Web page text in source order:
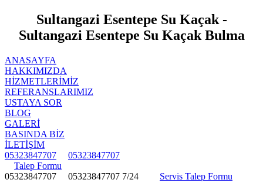
Sultangazi Esentepe Su Kaçak -
Sultangazi Esentepe Su Kaçak Bulma
ANASAYFA
HAKKIMIZDA
HIZMETLERIMIZ
REFERANSLARIMIZ
USTAYA SOR
BLOG
GALERİ
BASINDA BİZ
İLETİŞİM
05323847707
05323847707
Talep Formu
05323847707 05323847707 7/24
Servis Talep Formu